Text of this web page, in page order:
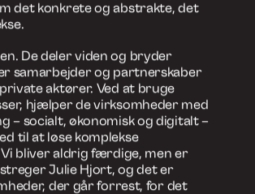
i den forbindelse? Og, som
som begreb i den cirkulære
reducere og simplificere
områder. For designere kræver
og taksonomier,
og livscyklus – og at
det konkrete og abstrakte, det